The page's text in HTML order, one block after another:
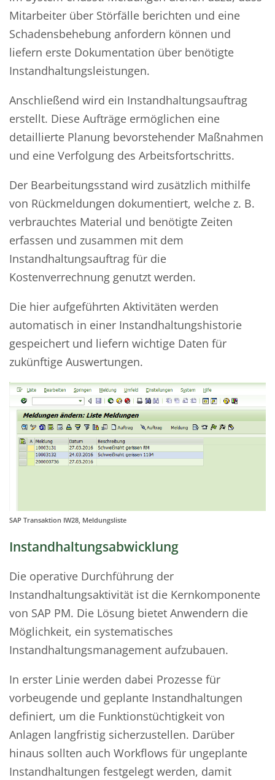
Mitarbeiter über Störfälle berichten und eine
Schadensbehebung anfordern können und
liefern erste Dokumentation über benötigte
Instandhaltungsleistungen.
Anschließend wird ein Instandhaltungsauftrag
erstellt. Diese Aufträge ermöglichen eine
detaillierte Planung bevorstehender Maßnahmen
und eine Verfolgung des Arbeitsfortschritts.
Der Bearbeitungsstand wird zusätzlich mithilfe
von Rückmeldungen dokumentiert, welche z. B.
verbrauchtes Material und benötigte Zeiten
erfassen und zusammen mit dem
Instandhaltungsauftrag für die
Kostenverrechnung genutzt werden.
Die hier aufgeführten Aktivitäten werden
automatisch in einer Instandhaltungshistorie
gespeichert und liefern wichtige Daten für
zukünftige Auswertungen.
SAP Transaktion IW28, Meldungsliste
Instandhaltungsabwicklung
Die operative Durchführung der
Instandhaltungsaktivität ist die Kernkomponente
von SAP PM. Die Lösung bietet Anwendern die
Möglichkeit, ein systematisches
Instandhaltungsmanagement aufzubauen.
In erster Linie werden dabei Prozesse für
vorbeugende und geplante Instandhaltungen
definiert, um die Funktionstüchtigkeit von
Anlagen langfristig sicherzustellen. Darüber
hinaus sollten auch Workflows für ungeplante
Instandhaltungen festgelegt werden, damit